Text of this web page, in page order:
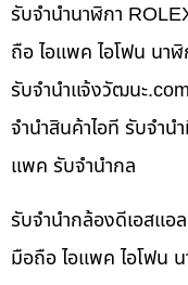
รับจำนำนาฬิกา
ถือ ไอแพค ไอโฟน นา
รับจํานําแจ้งวัฒนะ
จำนำสินค้าไอที รับจำน
แพค รับจำนำกล
รับจำนำกล้องดีเอสแอ
มือถือ ไอแพค ไอโฟน